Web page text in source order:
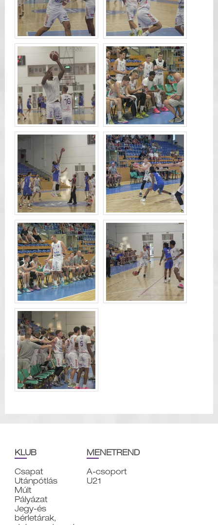
KLUB
Csapat
Utánpótlás
Múlt
Pályázat
Jegy-és
bérletárak,
MENETREND
A-csoport
U21